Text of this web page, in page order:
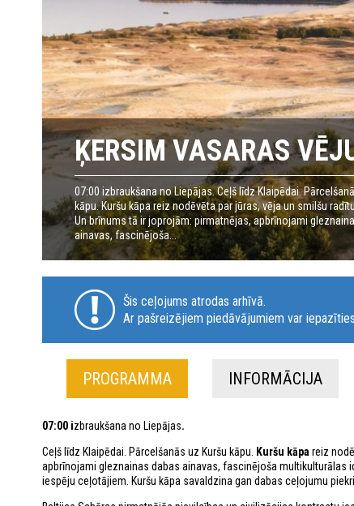
ĶERSIM VASARAS
07:00 izbraukšana no Liepājas. Ceļš līdz Klaipēdai.
kāpu. Kuršu kāpa reiz nodēvēta par jūras, vēja un smilšu
Un brīnums tā ir joprojām: pirmatnējas, apbrīnojami
ainavas, fascinējoša...
Šis ceļojums atrodas arhīvā.
Ar pašreizējiem piedāvājumiem var
PROGRAMMA INFORMĀCIJA
07:00 izbraukšana no Liepājas.
Ceļš līdz Klaipēdai. Pārcelšanās uz Kuršu kāpu.
Kuršu kāpa reiz
apbrīnojami gleznainas dabas ainavas, fascinējoša multikulturālas
iespēju ceļotājiem. Kuršu kāpa savaldzina gan dabas ceļojumu